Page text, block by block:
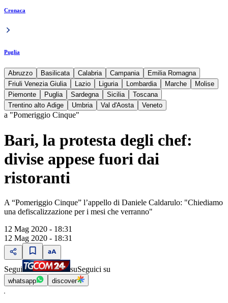
Cronaca
Puglia
Abruzzo Basilicata Calabria Campania
Emilia Romagna
Friuli Venezia Giulia
Lazio Liguria Lombardia Marche
Molise
Piemonte
Puglia Sardegna Sicilia
Toscana
Trentino alto Adige
Umbria Val d'Aosta Veneto
a "Pomeriggio Cinque"
Bari, la protesta degli chef:
divise appese fuori dai
ristoranti
A “Pomeriggio Cinque” l’appello di Daniele Caldarulo: "Chiediamo
una defiscalizzazione per i mesi che verranno"
12 Mag 2020 - 18:31
12 Mag 2020 - 18:31
Segui suSeguici su
whatsapp discover